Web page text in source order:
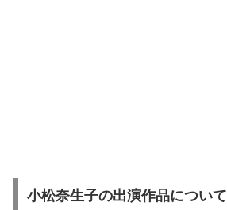
小松奈生子の出演作品について